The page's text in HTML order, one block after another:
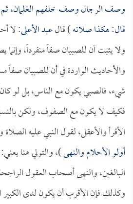
وصف الرجال وصف خلفهم الغلمان، ثم
قال: هكذا صلاته) قالعبد الأعلى: لا
ولا يثبت أن للصبيان صفاً منفرداً،
والأحاديث الواردة في أن للصبيان صفاً
شيء، فالصبي يكون مع الناس، بل لو كان
فكيف لا يكون مع الصفوف، ولكن
الأقرأ والأعقل، لقول النبي عليه
أولو الأحلام والنهى)، والتولي هنا
البالغين، والنهى أصحاب العقول
وكذلك فإن الأقرب أن يكون لدى الكبير